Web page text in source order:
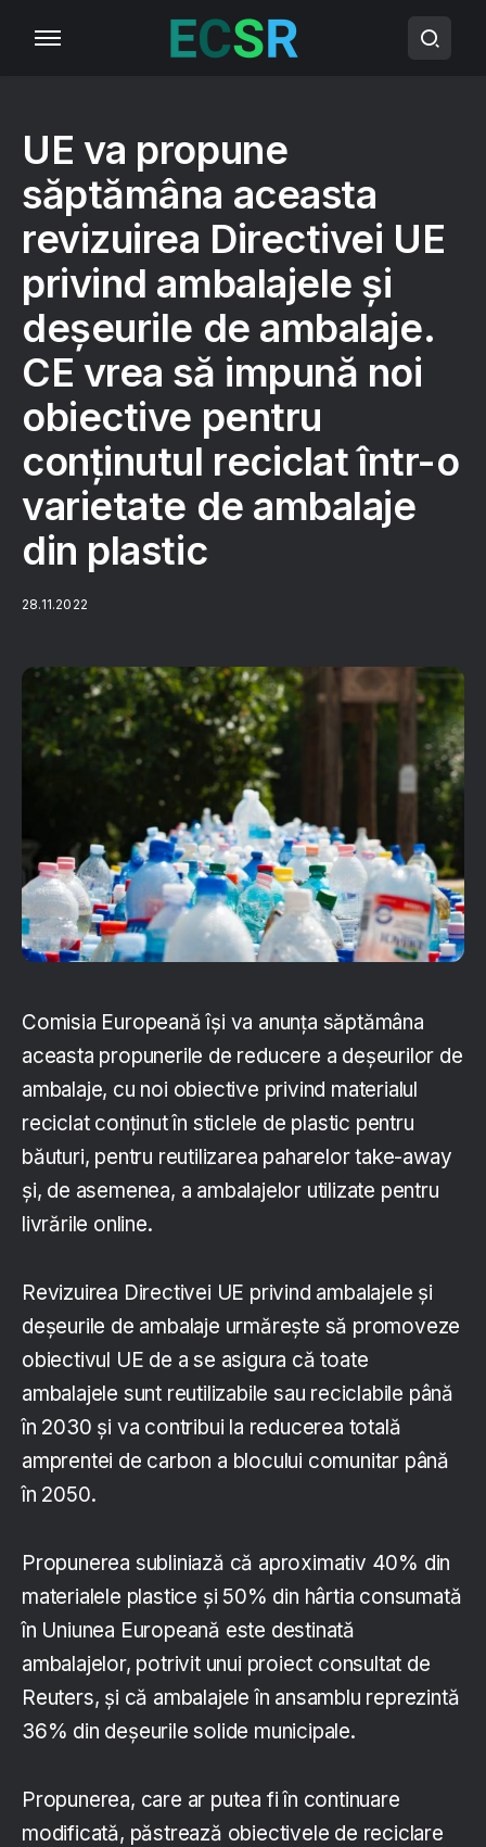
UE va propune
săptămâna aceasta
revizuirea Directivei UE
privind ambalajele și
deșeurile de ambalaje.
CE vrea să impună noi
obiective pentru
conținutul reciclat într-o
varietate de ambalaje
din plastic
28.11.2022
Comisia Europeană își va anunța săptămâna
aceasta propunerile de reducere a deșeurilor de
ambalaje, cu noi obiective privind materialul
reciclat conținut în sticlele de plastic pentru
băuturi, pentru reutilizarea paharelor take-away
și, de asemenea, a ambalajelor utilizate pentru
livrările online.
Revizuirea Directivei UE privind ambalajele și
deșeurile de ambalaje urmărește să promoveze
obiectivul UE de a se asigura că toate
ambalajele sunt reutilizabile sau reciclabile până
în 2030 și va contribui la reducerea totală
amprentei de carbon a blocului comunitar până
în 2050.
Propunerea subliniază că aproximativ 40% din
materialele plastice și 50% din hârtia consumată
în Uniunea Europeană este destinată
ambalajelor, potrivit unui proiect consultat de
Reuters, și că ambalajele în ansamblu reprezintă
36% din deșeurile solide municipale.
Propunerea, care ar putea fi în continuare
modificată, păstrează obiectivele de reciclare